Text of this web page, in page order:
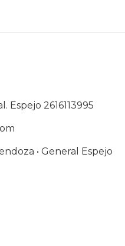
Espejo 2616113995
• General Espejo